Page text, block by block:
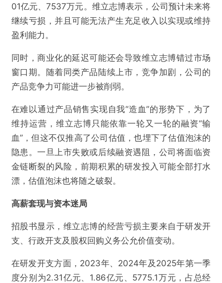
01亿元、7537万元。维立志博表示，公司预计未来将
继续亏损，并且可能无法产生充足收入以实现或维持
盈利能力。
同时，商业化的延迟可能还会导致维立志博错过市场
窗口期。随着同类产品陆续上市，竞争加剧，公司的
产品竞争力可能进一步被削弱。
在难以通过产品销售实现自我“造血”的形势下，为了
维持运营，维立志博只能依靠一轮又一轮的融资“输
血”，但这不仅推高了公司估值，也埋下了估值泡沫的
隐患。一旦上市失败或后续融资遇阻，公司将面临资
金链断裂的风险，前期积累的研发投入可能全部打水
漂，估值泡沫也将随之破裂。
高薪套现与资本迷局
招股书显示，维立志博的经营亏损主要来自于研发开
支、行政开支及股权回购义务公允价值变动。
在研发开支方面，2023年、2024年及2025年第一季
度分别为2.31亿元、1.86亿元、5775.1万元，占总经